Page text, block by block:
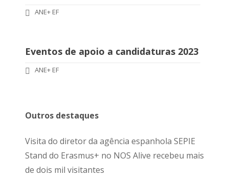
ANE+ EF
Eventos de apoio a candidaturas 2023
ANE+ EF
Outros destaques
Visita do diretor da agência espanhola SEPIE
Stand do Erasmus+ no NOS Alive recebeu mais
de dois mil visitantes